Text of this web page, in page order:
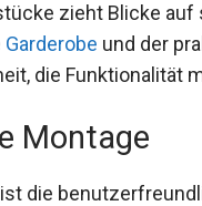
zieht Blicke
Garderobe und der
die Funktionalität
Montage
die